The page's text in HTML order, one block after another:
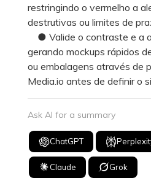
restringindo o vermelho a
destrutivas ou limites de
● Valide o contraste e a
gerando mockups rápidos
ou embalagens através de
Media.io antes de definir o
Ask AI for a summary
ChatGPT
Claude Grok